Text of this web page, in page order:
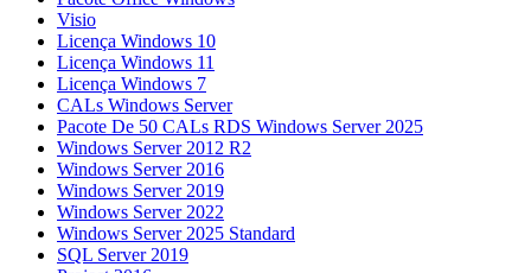
Visio
Licença Windows 10
Licença Windows 11
Licença Windows 7
CALs Windows Server
Pacote De 50 CALs RDS Windows Server 2025
Windows Server 2012 R2
Windows Server 2016
Windows Server 2019
Windows Server 2022
Windows Server 2025 Standard
SQL Server 2019